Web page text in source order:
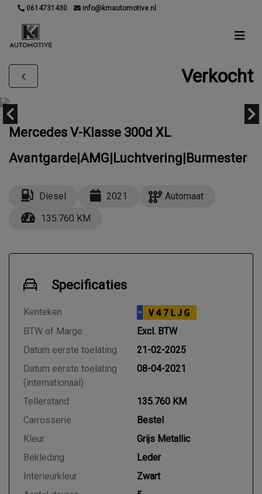
0614731430 info@kmautomotive.nl
Verkocht
Mercedes V-Klasse 300d XL
Avantgarde|AMG|Luchtvering|Burmester
Diesel 2021
Automaat
135.760 KM
Specificaties
Kenteken NL V47LJG
BTW of Marge
Excl. BTW
Datum eerste toelating
21-02-2025
Datum eerste toelating
(internationaal)
08-04-2021
Tellerstand
135.760 KM
Carrosserie
Bestel
Kleur
Grijs Metallic
Bekleding
Leder
Interieurkleur
Zwart